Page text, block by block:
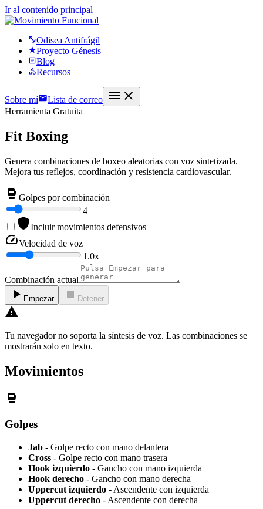
Ir al contenido principal
Odisea Antifrágil
Proyecto Génesis
Blog
Recursos
Sobre mí
Lista de correo
Herramienta Gratuita
Fit Boxing
Genera combinaciones de boxeo aleatorias con voz sintetizada.
Mejora tus reflejos, coordinación y resistencia cardiovascular.
sports_mma Golpes por combinación
4
shieldIncluir movimientos defensivos
speedVelocidad de voz
1.0x
Combinación actual
play_arrow Empezar stop Detener
warning
Tu navegador no soporta la síntesis de voz. Las combinaciones se
mostrarán solo en texto.
Movimientos
sports_mma
Golpes
Jab - Golpe recto con mano delantera
Cross - Golpe recto con mano trasera
Hook izquierdo - Gancho con mano izquierda
Hook derecho - Gancho con mano derecha
Uppercut izquierdo - Ascendente con izquierda
Uppercut derecho - Ascendente con derecha